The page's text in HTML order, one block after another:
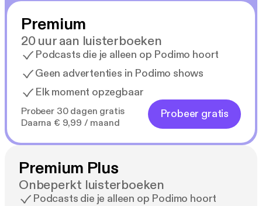
Premium
20 uur aan luisterboeken
Podcasts die je alleen op Podimo hoort
Geen advertenties in Podimo shows
Elk moment opzegbaar
Probeer 30 dagen gratis
Daarna € 9,99 / maand
Probeer gratis
Premium Plus
Onbeperkt luisterboeken
Podcasts die je alleen op Podimo hoort